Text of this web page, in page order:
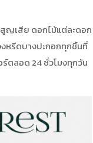
ญเสีย ดอกไม้แต่ละดอก
หรีดบางปะกอกทุกชิ้นที่
ตลอด 24 ชั่วโมงทุกวัน